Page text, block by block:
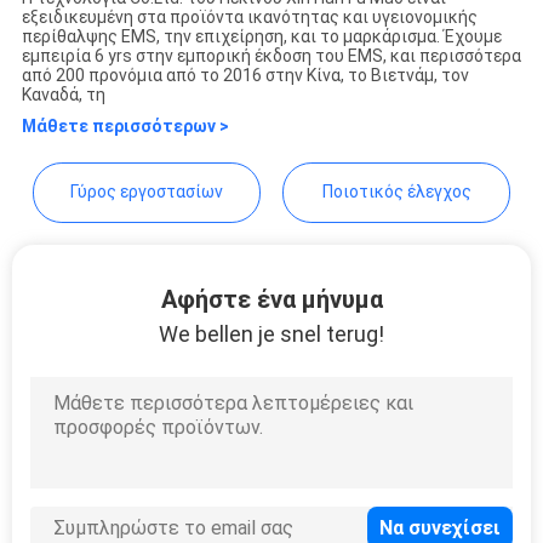
ΑΠΌΣΠΑΣΜΑ
SITEMAP
PRIVACY
POLICY
Beijing Xinhan Fumao
Technology Co., Ltd.
εξειδικευμένη στα προϊόντα ικανότητας και υγειονομικής
περίθαλψης EMS, την επιχείρηση, και το μαρκάρισμα. Έχουμε
εμπειρία 6 yrs στην εμπορική έκδοση του EMS, και περισσότερα
από 200 προνόμια από το 2016 στην Κίνα, το Βιετνάμ, τον
Καναδά, τη
Μάθετε περισσότερων >
Γύρος εργοστασίων Ποιοτικός έλεγχος
Αφήστε ένα μήνυμα
We bellen je snel terug!